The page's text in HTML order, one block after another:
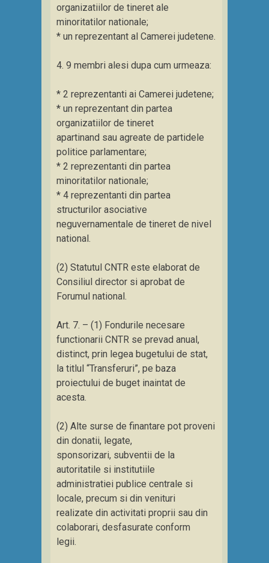
organizatiilor de tineret ale
minoritatilor nationale;
* un reprezentant al Camerei judetene.
4. 9 membri alesi dupa cum urmeaza:
* 2 reprezentanti ai Camerei judetene;
* un reprezentant din partea
organizatiilor de tineret
apartinand sau agreate de partidele
politice parlamentare;
* 2 reprezentanti din partea
minoritatilor nationale;
* 4 reprezentanti din partea
structurilor asociative
neguvernamentale de tineret de nivel
national.
(2) Statutul CNTR este elaborat de
Consiliul director si aprobat de
Forumul national.
Art. 7. – (1) Fondurile necesare
functionarii CNTR se prevad anual,
distinct, prin legea bugetului de stat,
la titlul “Transferuri”, pe baza
proiectului de buget inaintat de
acesta.
(2) Alte surse de finantare pot proveni
din donatii, legate,
sponsorizari, subventii de la
autoritatile si institutiile
administratiei publice centrale si
locale, precum si din venituri
realizate din activitati proprii sau din
colaborari, desfasurate conform
legii.